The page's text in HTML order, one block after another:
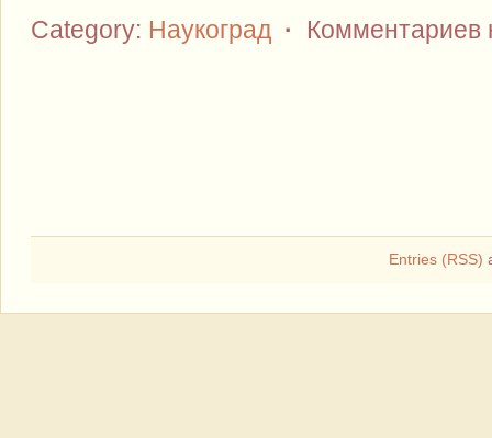
Category: Наукоград · Комментариев
Entries (RSS)